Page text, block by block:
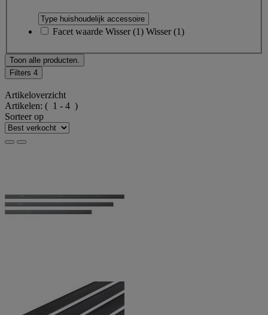
Facet waarde Wisser(1) Wisser(1)
Toon alle producten.
Filters 4
Artikeloverzicht
Artikelen: ( 1 - 4 )
Sorteer op